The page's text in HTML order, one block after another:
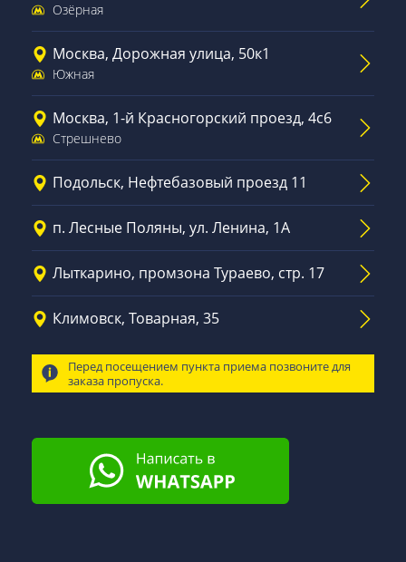
Озёрная
Москва, Дорожная улица, 50к1
Южная
Москва, 1-й Красногорский проезд, 4с6
Стрешнево
Подольск, Нефтебазовый проезд 11
п. Лесные Поляны, ул. Ленина, 1А
Лыткарино, промзона Тураево, стр. 17
Климовск, Товарная, 35
Перед посещением пункта приема позвоните для
заказа пропуска.